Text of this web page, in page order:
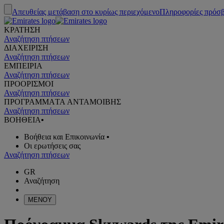
Απευθείας μετάβαση στο κυρίως περιεχόμενοΠληροφορίες
ΚΡΑΤΗΣΗ
Αναζήτηση πτήσεων
ΔΙΑΧΕΙΡΙΣΗ
Αναζήτηση πτήσεων
ΕΜΠΕΙΡΙΑ
Αναζήτηση πτήσεων
ΠΡΟΟΡΙΣΜΟΙ
Αναζήτηση πτήσεων
ΠΡΟΓΡΑΜΜΑTA ΑΝΤΑΜΟΙΒΗΣ
Αναζήτηση πτήσεων
ΒΟΗΘΕΙΑ•
Βοήθεια και Επικοινωνία •
Οι ερωτήσεις σας
Αναζήτηση πτήσεων
GR
Αναζήτηση
ΜΕΝΟΥ